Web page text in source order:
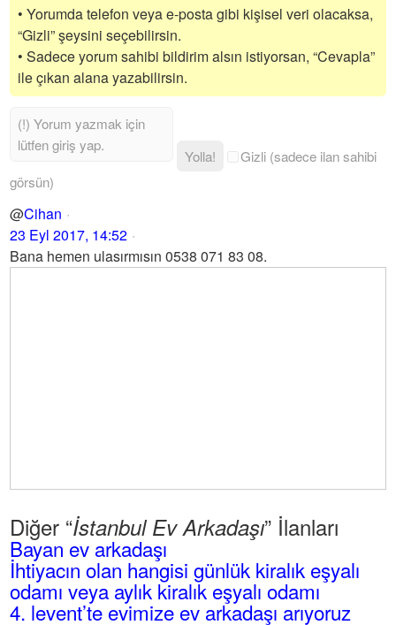
• Yorumda telefon veya e-posta gibi kişisel veri olacaksa,
“Gizli” şeysini seçebilirsin.
• Sadece yorum sahibi bildirim alsın istiyorsan, “Cevapla”
ile çıkan alana yazabilirsin.
Yolla!
Gizli (sadece ilan sahibi
görsün)
@Cihan
23 Eyl 2017, 14:52
Bana hemen ulasırmısın 0538 071 83 08.
Diğer “İstanbul Ev Arkadaşı” İlanları
Bayan ev arkadaşı
İhtiyacın olan hangisi günlük kiralık eşyalı
odamı veya aylık kiralık eşyalı odamı
4. levent’te evimize ev arkadaşı arıyoruz